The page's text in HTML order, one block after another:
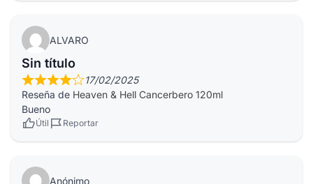
ALVARO
Sin título
17/02/2025
Reseña de Heaven & Hell Cancerbero 120ml
Bueno
Útil Reportar
Anónimo